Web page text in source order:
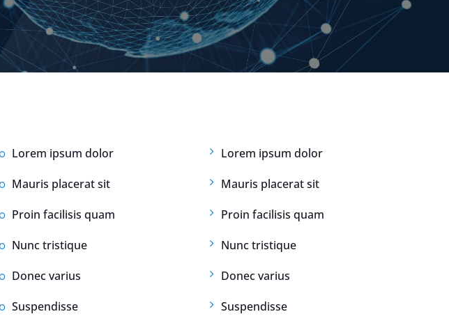
Kto sme
Časté otázky
Fakturačný systém
poskytujúceho službu
prístupu k internetu
Lorem ipsum dolor
Mauris placerat sit
Proin facilisis quam
Nunc tristique
Donec varius
Suspendisse
Lorem ipsum dolor
Mauris placerat sit
Proin facilisis quam
Nunc tristique
Donec varius
Suspendisse